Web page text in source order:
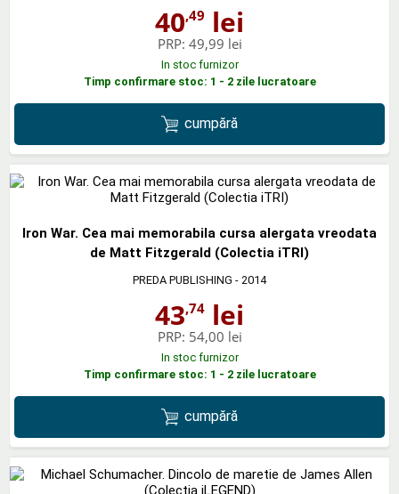
40,49 lei
PRP: 49,99 lei
In stoc furnizor
Timp confirmare stoc: 1 - 2 zile lucratoare
cumpără
Iron War. Cea mai memorabila cursa alergata vreodata
de Matt Fitzgerald (Colectia iTRI)
PREDA PUBLISHING - 2014
43,74 lei
PRP: 54,00 lei
In stoc furnizor
Timp confirmare stoc: 1 - 2 zile lucratoare
cumpără